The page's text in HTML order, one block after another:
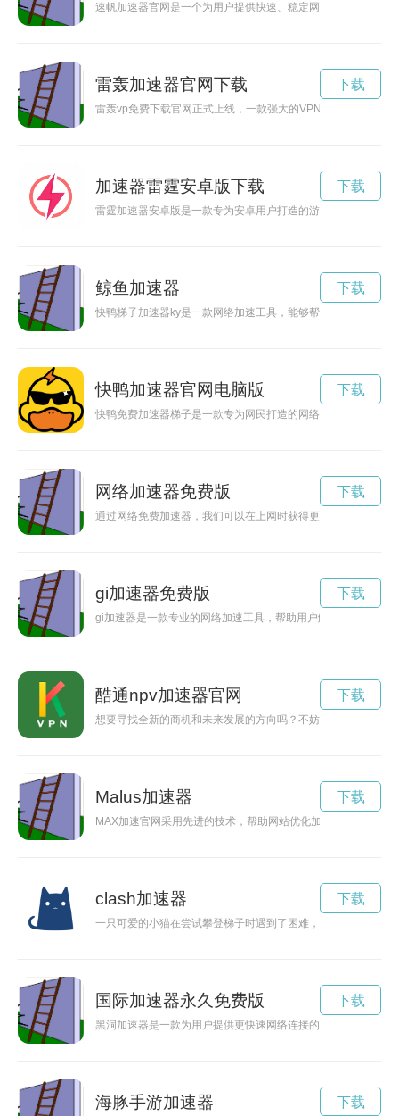
速帆加速器官网是一个为用户提供快速、稳定网络加速服务的
雷轰加速器官网下载
雷轰vp免费下载官网正式上线，一款强大的VPN工具，让用户
下载
加速器雷霆安卓版下载
雷霆加速器安卓版是一款专为安卓用户打造的游戏加速工具，
下载
鲸鱼加速器
快鸭梯子加速器ky是一款网络加速工具，能够帮助用户突破地
下载
快鸭加速器官网电脑版
快鸭免费加速器梯子是一款专为网民打造的网络加速工具，能
下载
网络加速器免费版
通过网络免费加速器，我们可以在上网时获得更加稳定和快速
下载
gi加速器免费版
gi加速器是一款专业的网络加速工具，帮助用户解决网络延迟
下载
酷通npv加速器官网
想要寻找全新的商机和未来发展的方向吗？不妨来探索一下酷
下载
Malus加速器
MAX加速官网采用先进的技术，帮助网站优化加载速度，提升
下载
clash加速器
一只可爱的小猫在尝试攀登梯子时遇到了困难，不断引发了梯
下载
国际加速器永久免费版
黑洞加速器是一款为用户提供更快速网络连接的软件，现在推
下载
海豚手游加速器 下载